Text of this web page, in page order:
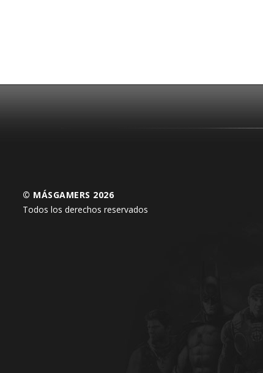
© MÁSGAMERS 2026
Todos los derechos reservados